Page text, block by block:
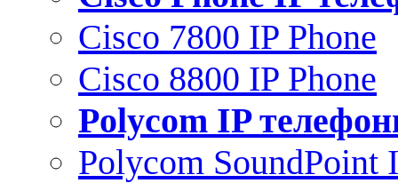
Cisco 7800 IP Phone
Cisco 8800 IP Phone
Polycom IP
Polycom SoundPoint